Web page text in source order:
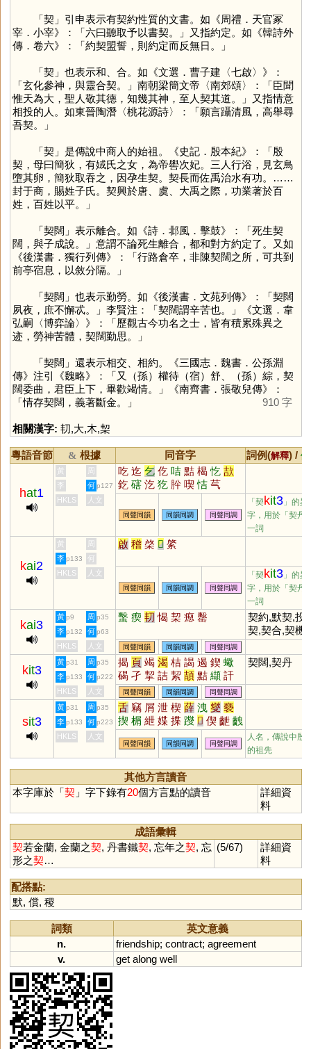
「契 」引申表示有契約性質的文書。如《周禮．天官冢
宰．小宰》：「六曰聽取予以書契。」又指約定。如《韓詩外
傳．卷六》：「約契盟誓，則約定而反無日。」
「契 」也表示和、合。如《文選．曹子建〈七啟〉》：
「玄化參神，與靈合契。」南朝梁簡文帝〈南郊頌〉：「臣聞
惟天為大，聖人敬其德，知幾其神，至人契其道。」又指情意
相投的人。如東晉陶潛〈桃花源詩〉：「願言躡清風，高舉尋
吾契。」
「契 」是傳說中商人的始祖。《史記．殷本紀》：「殷
契，母曰簡狄，有娀氏之女，為帝嚳次妃。三人行浴，見玄鳥
墮其卵，簡狄取吞之，因孕生契。契長而佐禹治水有功。……
封于商，賜姓子氏。契興於唐、虞、大禹之際，功業著於百
姓，百姓以平。」
「契闊」表示離合。如《詩．邶風．擊鼓》：「死生契
闊，與子成說。」意謂不論死生離合，都和對方約定了。又如
《後漢書．獨行列傳》：「行路倉卒，非陳契闊之所，可共到
前亭宿息，以敘分隔。」
「契闊」也表示勤勞。如《後漢書．文苑列傳》：「契闊
夙夜，庶不懈忒。」李賢注：「契闊謂辛苦也。」《文選．韋
弘嗣〈博弈論〉》：「歷觀古今功名之士，皆有積累殊異之
迹，勞神苦體，契闊勤思。」
「契闊」還表示相交、相約。《三國志．魏書．公孫淵
傳》注引《魏略》：「又（孫）權待（宿）舒、（孫）綜，契
闊委曲，君臣上下，畢歡竭情。」《南齊書．張敬兒傳》：
「情存契闊，義著斷金。」
910 字
相關漢字: 㓞,大,木,栔
粵語音節 & 根據 同音字 詞例(解釋) /
hat1
黃 周 吃 迄 乞 仡 咭 黠 楬 忔 欯
釳 磍 汔 犵 肸 喫 恄 芞
李 何 p127
HKLS 人文
同聲同韻 同韻同調 同聲同調
「契 kit3 」的異
字，用於「契丹
一詞
kai2
黃 周 啟 稽 棨 𢻻 綮
李 p133
何
HKLS
人文
同聲同韻 同韻同調 同聲同調
「契 kit3 」的異
字，用於「契丹
一詞
kai3
黃 p9 周 p35 蟿 瘈 㓞 愒 栔 瘛 罊
契約,默契,投
契,契合,契機,
地契
李 p132 何 p63
HKLS 人文 同聲同韻 同韻同調 同聲同調
kit3
黃 p31 周 p35 揭 頁 竭 渴 桔 謁 遏 鍥 蠍
碣 孑 挈 詰 絜 頡 黠 纈 訐
擷 羯 楬 襭 洯 朅 蝎 蛣 嵑
劼 褉 滊 鞊 藒 緳 硈 蛪 蝢
鐑
契闊,契丹
李 p133 何 p222
HKLS 人文 同聲同韻 同韻同調 同聲同調
sit3
黃 p31 周 p35 舌 竊 屑 泄 楔 薛 洩 燮 褻
揳 榍 紲 媟 揲 躞 𤏻 偰 齛 齥
僁 躠 嶭 屧 靾 疶 伳 絏 渫
李 p133 何 p223
HKLS 人文
同聲同韻 同韻同調 同聲同調
人名，傳說中殷
的祖先
其他方言讀音
本字庫於「契 」字下錄有20個方言點的讀音
詳細資
料
成語彙輯
契若金蘭, 金蘭之契, 丹書鐵契, 忘年之契, 忘
形之契…
(5/67)
詳細資
料
配搭點:
默, 償, 稷
詞類
英文意義
n.
friendship; contract; agreement
v.
get along well